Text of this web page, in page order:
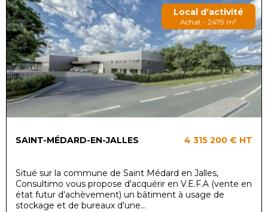
Local d'activité
Achat - 2479 m²
SAINT-MÉDARD-EN-JALLES 4 315 200 € HT
Situé sur la commune de Saint Médard en Jalles,
Consultimo vous propose d'acquérir en V.E.F.A (vente en
état futur d'achèvement) un bâtiment à usage de
stockage et de bureaux d'une...